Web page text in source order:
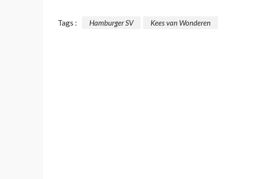
Tags : Hamburger SV Kees van Wonderen